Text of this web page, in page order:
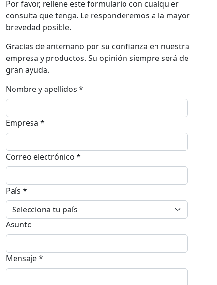
Por favor, rellene este formulario con cualquier
consulta que tenga. Le responderemos a la mayor
brevedad posible.
Gracias de antemano por su confianza en nuestra
empresa y productos. Su opinión siempre será de
gran ayuda.
Nombre y apellidos *
Empresa *
Correo electrónico *
País *
Asunto
Mensaje *